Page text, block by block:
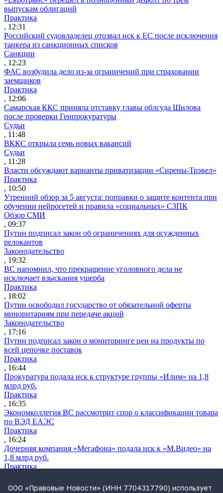
выпускам облигаций
Практика
, 12:31
Российский судовладелец отозвал иск к ЕС после исключения
танкера из санкционных списков
Санкции
, 12:23
ФАС возбудила дело из-за ограничений при страховании
заемщиков
Практика
, 12:06
Самарская ККС приняла отставку главы облсуда Шилова
после проверки Генпрокуратуры
Судьи
, 11:48
ВККС открыла семь новых вакансий
Судьи
, 11:28
Власти обсуждают варианты приватизации «Сирены-Трэвел»
Практика
, 10:50
Утренний обзор за 5 августа: поправки о защите контента при
обучении нейросетей и правила «социальных» СЗПК
Обзор СМИ
, 09:37
Путин подписал закон об ограничениях для осужденных
релокантов
Законодательство
, 19:32
ВС напомнил, что прекращение уголовного дела не
исключает взыскания ущерба
Практика
, 18:02
Путин освободил государство от обязательной оферты
миноритариям при передаче акций
Законодательство
, 17:16
Путин подписал закон о мониторинге цен на продукты по
всей цепочке поставок
Практика
, 16:44
Прокуратура подала иск к структуре группы «Илим» на 1,8
млрд руб.
Практика
, 16:35
Экономколлегия ВС рассмотрит спор о классификации товара
по ВЭД ЕАЭС
Практика
, 16:24
Дочерняя компания «Мегафона» подала иск к «М.Видео» на
1,8 млрд руб.
Практика
СИП проверит отмену патента на систему управления
ООО «Правовые Новости» (ИНН 7704317790) использует